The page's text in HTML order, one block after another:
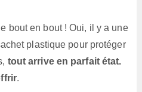
bout en bout ! Oui, il y a une
plastique pour protéger
tout arrive en parfait état.
.